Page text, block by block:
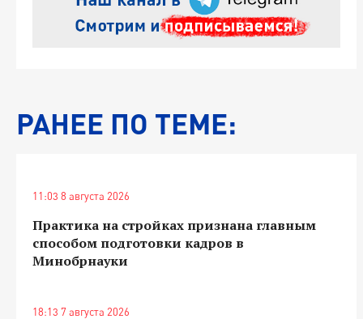
РАНЕЕ ПО ТЕМЕ:
11:03 8 августа 2026
Практика на стройках признана главным
способом подготовки кадров в
Минобрнауки
18:13 7 августа 2026